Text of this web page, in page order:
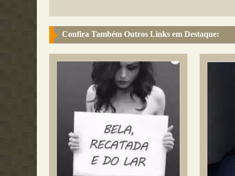
Confira Também Outros Links em Destaque: